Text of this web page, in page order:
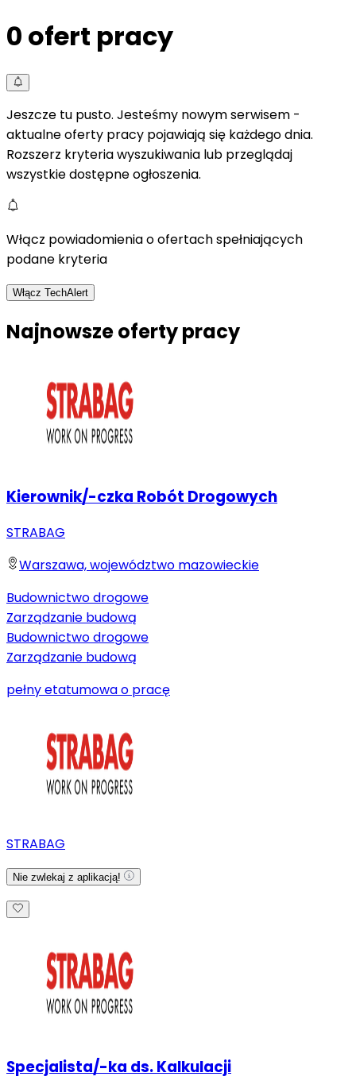
0 ofert pracy
Jeszcze tu pusto. Jesteśmy nowym serwisem -
aktualne oferty pracy pojawiają się każdego dnia.
Rozszerz kryteria wyszukiwania lub przeglądaj
wszystkie dostępne ogłoszenia.
Włącz powiadomienia o ofertach spełniających
podane kryteria
Włącz TechAlert
Najnowsze oferty pracy
Kierownik/-czka Robót Drogowych
STRABAG
Warszawa, województwo mazowieckie
Budownictwo drogowe
Zarządzanie budową
Budownictwo drogowe
Zarządzanie budową
pełny etatumowa o pracę
STRABAG
Nie zwlekaj z aplikacją!
Specjalista/-ka ds. Kalkulacji